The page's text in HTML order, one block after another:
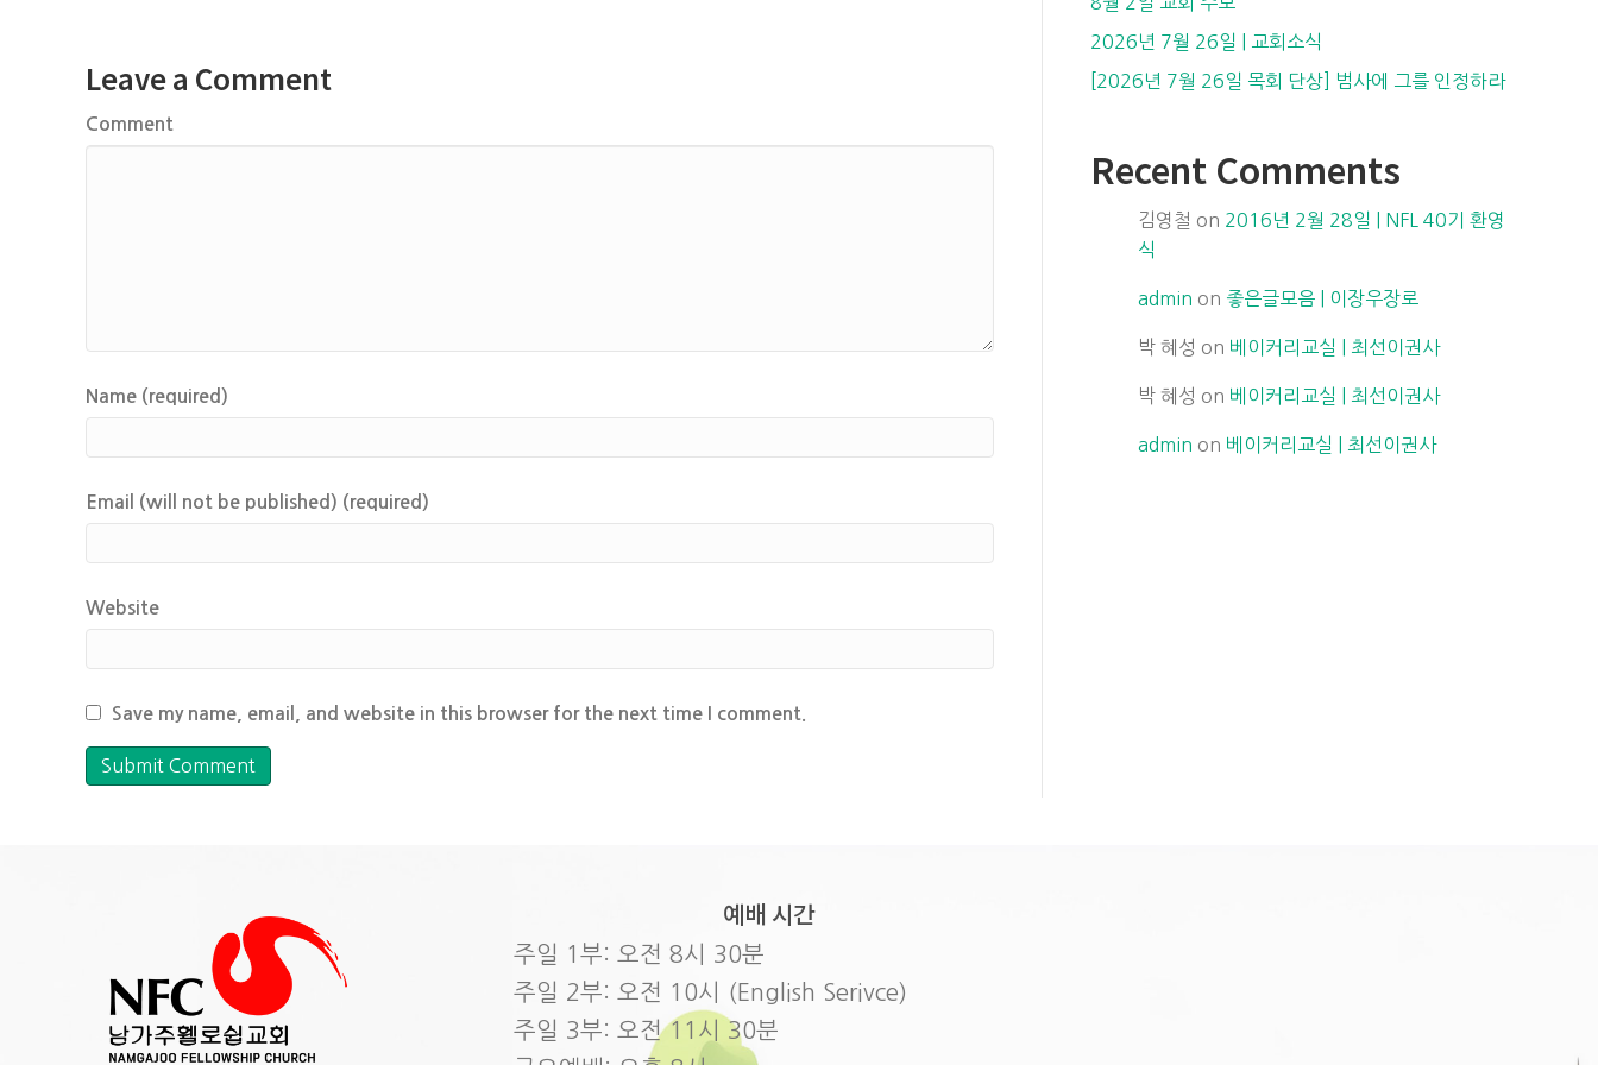
Leave a Comment
Comment
Name (required)
Email (will not be published) (required)
Website
Save my name, email, and website in this browser for the next time I comment.
2026년 7월 26일 | 교회소식
[2026년 7월 26일 목회 단상] 범사에 그를 인정하라
Recent Comments
김영철 on 2016년 2월 28일 | NFL 40기 환영
식
admin on 좋은글모음 | 이장우장로
박 혜성 on 베이커리교실 | 최선이권사
박 혜성 on 베이커리교실 | 최선이권사
admin on 베이커리교실 | 최선이권사
예배 시간
주일 1부: 오전 8시 30분
주일 2부: 오전 10시 (English Serivce)
주일 3부: 오전 11시 30분